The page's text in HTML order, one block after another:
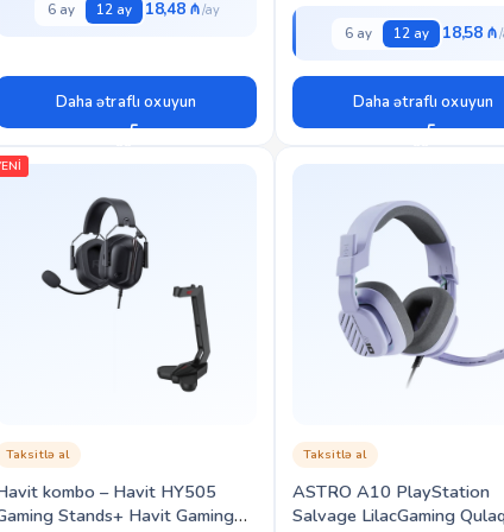
6 ay 12 ay 18,48 ₼
Daha ətraflı oxuyun
6 ay 12 ay 18,58 ₼
Daha ətraflı oxuyun
kombo – Havit HY505
Stands+ Havit Gaming
Taksitlə al
ASTRO A10 PlayStation
Salvage LilacGaming
Taksitlə al